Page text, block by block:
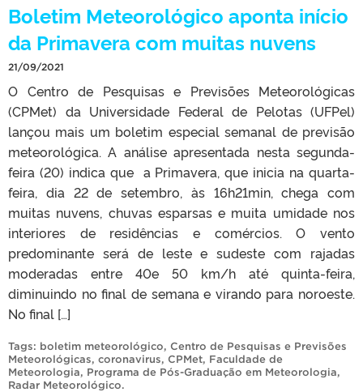
Boletim Meteorológico aponta início
da Primavera com muitas nuvens
21/09/2021
O Centro de Pesquisas e Previsões Meteorológicas
(CPMet) da Universidade Federal de Pelotas (UFPel)
lançou mais um boletim especial semanal de previsão
meteorológica. A análise apresentada nesta segunda-
feira (20) indica que a Primavera, que inicia na quarta-
feira, dia 22 de setembro, às 16h21min, chega com
muitas nuvens, chuvas esparsas e muita umidade nos
interiores de residências e comércios. O vento
predominante será de leste e sudeste com rajadas
moderadas entre 40e 50 km/h até quinta-feira,
diminuindo no final de semana e virando para noroeste.
No final […]
Tags: boletim meteorológico, Centro de Pesquisas e Previsões
Meteorológicas, coronavirus, CPMet, Faculdade de
Meteorologia, Programa de Pós-Graduação em Meteorologia,
Radar Meteorológico.